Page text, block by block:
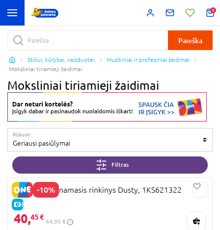
0
Paieška
Stiliui, kūrybai, vaizduotei
Muzikiniai ir profesiniai žaidimai
Moksliniai tiriamieji žaidimai
Moksliniai tiriamieji žaidimai
Rūšiuoti
Geriausi pasiūlymai
Filtras
-10%
E-KAINA
KOSMOS lavinamasis rinkinys Dusty, 1KS621322
40,45 €
44,95 €